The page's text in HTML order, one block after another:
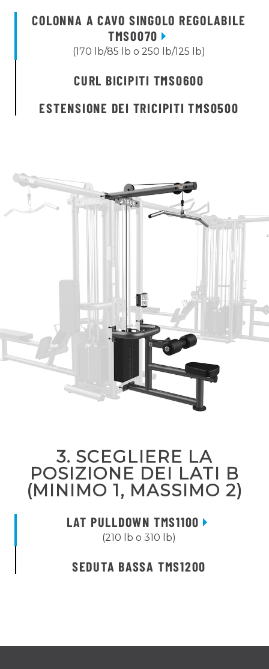
COLONNA A CAVO SINGOLO REGOLABILE
TMS0070
(170 lb/85 lb o 250 lb/125 lb)
CURL BICIPITI TMS0600
ESTENSIONE DEI TRICIPITI TMS0500
3. SCEGLIERE LA
POSIZIONE DEI LATI B
(MINIMO 1, MASSIMO 2)
LAT PULLDOWN TMS1100
(210 lb o 310 lb)
SEDUTA BASSA TMS1200